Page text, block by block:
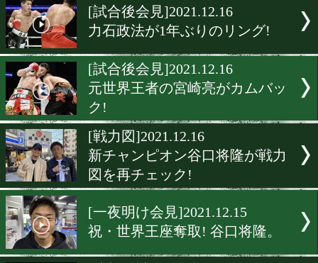
[試合後会見]2021.12.19
大熱戦! 西田凌佑vs大橋哲
[試合後談話]2021.12.19
東日本新人王決勝戦!
[試合後会見]2021.12.16
力石政法が1年ぶりのリン